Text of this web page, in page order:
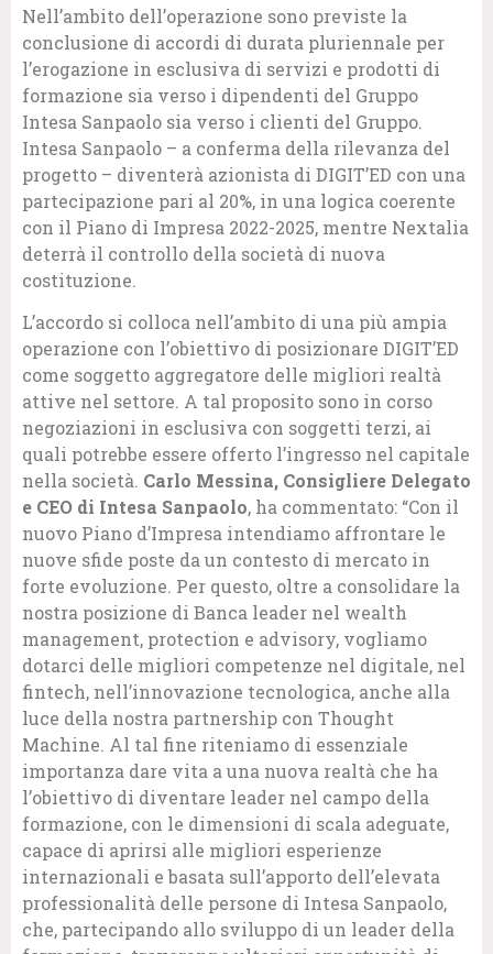
Nell’ambito dell’operazione sono previste la
conclusione di accordi di durata pluriennale per
l’erogazione in esclusiva di servizi e prodotti di
formazione sia verso i dipendenti del Gruppo
Intesa Sanpaolo sia verso i clienti del Gruppo.
Intesa Sanpaolo – a conferma della rilevanza del
progetto – diventerà azionista di DIGIT’ED con una
partecipazione pari al 20%, in una logica coerente
con il Piano di Impresa 2022-2025, mentre Nextalia
deterrà il controllo della società di nuova
costituzione.
L’accordo si colloca nell’ambito di una più ampia
operazione con l’obiettivo di posizionare DIGIT’ED
come soggetto aggregatore delle migliori realtà
attive nel settore. A tal proposito sono in corso
negoziazioni in esclusiva con soggetti terzi, ai
quali potrebbe essere offerto l’ingresso nel capitale
nella società. Carlo Messina, Consigliere Delegato
e CEO di Intesa Sanpaolo, ha commentato: “Con il
nuovo Piano d’Impresa intendiamo affrontare le
nuove sfide poste da un contesto di mercato in
forte evoluzione. Per questo, oltre a consolidare la
nostra posizione di Banca leader nel wealth
management, protection e advisory, vogliamo
dotarci delle migliori competenze nel digitale, nel
fintech, nell’innovazione tecnologica, anche alla
luce della nostra partnership con Thought
Machine. Al tal fine riteniamo di essenziale
importanza dare vita a una nuova realtà che ha
l’obiettivo di diventare leader nel campo della
formazione, con le dimensioni di scala adeguate,
capace di aprirsi alle migliori esperienze
internazionali e basata sull’apporto dell’elevata
professionalità delle persone di Intesa Sanpaolo,
che, partecipando allo sviluppo di un leader della